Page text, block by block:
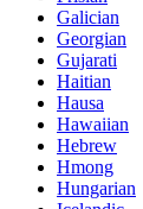
Galician
Georgian
Gujarati
Haitian
Hausa
Hawaiian
Hebrew
Hmong
Hungarian